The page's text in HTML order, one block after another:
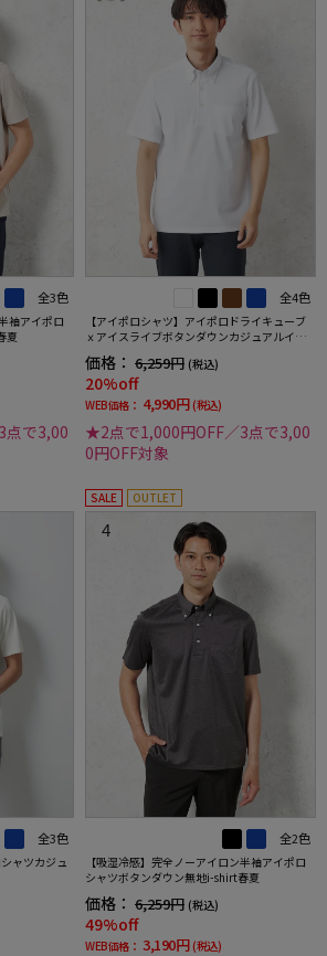
全3色
袖アイポロ
夏
点で3,00
全4色
【アイポロシャツ】アイポロドライキューブ
ｘアイスライブボタンダウンカジュアルイン
夏
価格： 6,259円 (税込)
20%off
WEB価格： 4,990円 (税込)
★2点で1,000円OFF／3点で3,00
0円OFF対象
全3色
ャツカジュ
SALE OUTLET
4
全2色
【吸湿冷感】完全ノーアイロン半袖アイポロ
シャツボタンダウン無地i-shirt春夏
価格： 6,259円 (税込)
49%off
WEB価格： 3,190円 (税込)